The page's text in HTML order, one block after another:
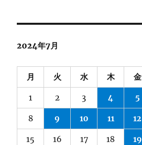
2024年7月
月 火 水 木 金
1 2 3 4 5
8 9 10 11 12
15 16 17 18 19